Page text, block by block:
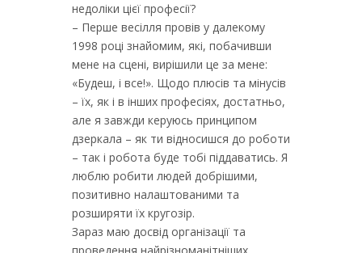
недоліки цієї професії?
– Перше весілля провів у далекому
1998 році знайомим, які, побачивши
мене на сцені, вирішили це за мене:
«Будеш, і все!». Щодо плюсів та мінусів
– їх, як і в інших професіях, достатньо,
але я завжди керуюсь принципом
дзеркала – як ти відносишся до роботи
– так і робота буде тобі піддаватись. Я
люблю робити людей добрішими,
позитивно налаштованими та
розширяти їх кругозір.
Зараз маю досвід організації та